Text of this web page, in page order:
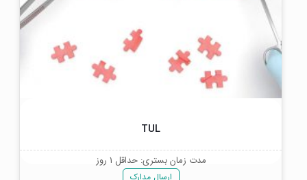
TUL
مدت زمان بستری: حداقل 1 روز
ارسال مدارک